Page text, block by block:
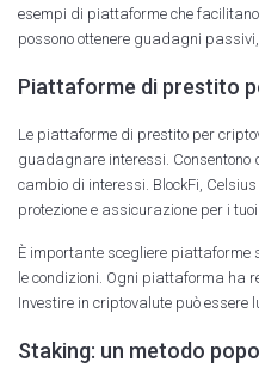
esempi di piattaforme che
possono ottenere guadagni
Piattaforme di prestito
Le piattaforme di prestito per
guadagnare interessi.
cambio di interessi. BlockFi,
protezione e assicurazione per i tuoi
È importante scegliere piattaforme
le condizioni. Ogni piattaforma ha
Investire in criptovalute può essere
Staking: un metodo